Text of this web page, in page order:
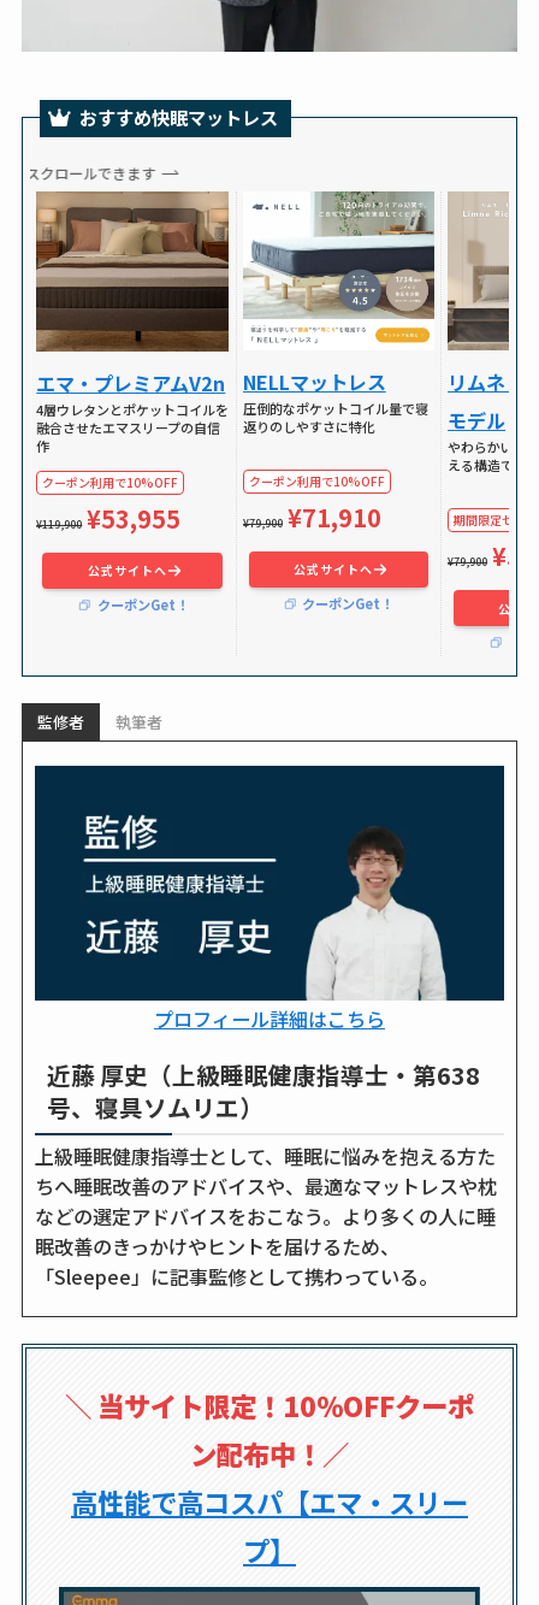
おすすめ快眠マットレス
スクロールできます
エマ・プレミアムV2n
4層ウレタンとポケットコイルを
融合させたエマスリープの自信
作
クーポン利用で10%OFF
¥119,900 ¥53,955
公式サイトへ
クーポンGet！
NELLマットレス
圧倒的なポケットコイル量で寝
返りのしやすさに特化
クーポン利用で10%OFF
¥79,900 ¥71,910
公式サイトへ
クーポンGet！
リムネリ
モデル
やわらかい独
える構造で体
期間限定セー
¥79,900
公式
監修者 執筆者
プロフィール詳細はこちら
近藤 厚史（上級睡眠健康指導士・第638
号、寝具ソムリエ）
上級睡眠健康指導士として、睡眠に悩みを抱える方た
ちへ睡眠改善のアドバイスや、最適なマットレスや枕
などの選定アドバイスをおこなう。より多くの人に睡
眠改善のきっかけやヒントを届けるため、
「Sleepee」に記事監修として携わっている。
＼ 当サイト限定！10％OFFクーポ
ン配布中！ ／
高性能で高コスパ【エマ・スリー
プ】